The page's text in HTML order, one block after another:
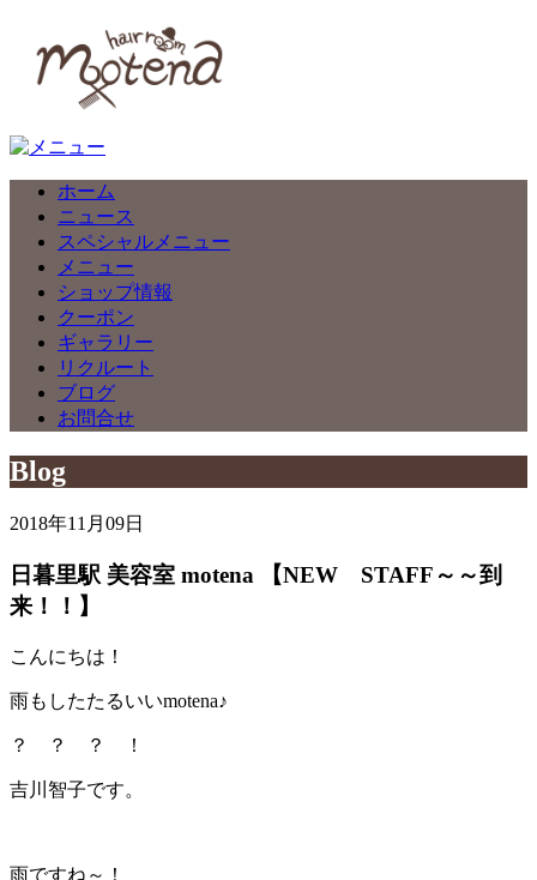
ホーム
ニュース
スペシャルメニュー
メニュー
ショップ情報
クーポン
ギャラリー
リクルート
ブログ
お問合せ
Blog
2018年11月09日
日暮里駅 美容室 motena 【NEW STAFF～～到
来！！】
こんにちは！
雨もしたたるいいmotena♪
？ ？ ？ ！
吉川智子です。
雨ですね～！